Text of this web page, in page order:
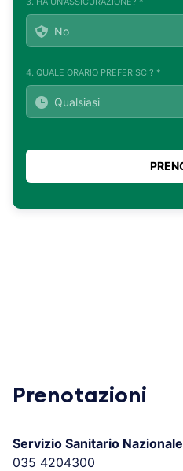
4. QUALE ORARIO PREFERISCI? *
Prenotazioni
Servizio Sanitario Nazionale
035 4204300